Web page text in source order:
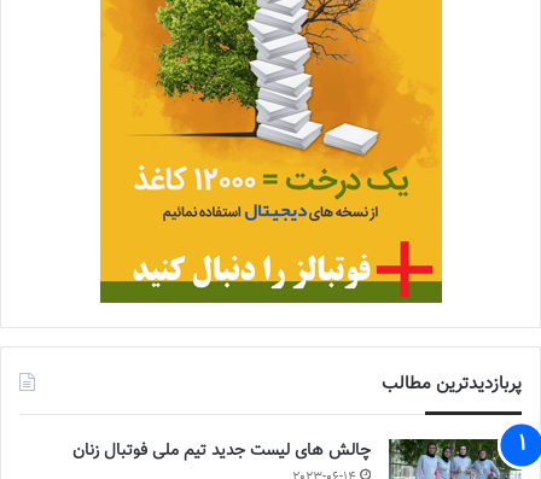
پربازدیدترین مطالب
چالش هاى ليست جدید تيم ملى فوتبال زنان